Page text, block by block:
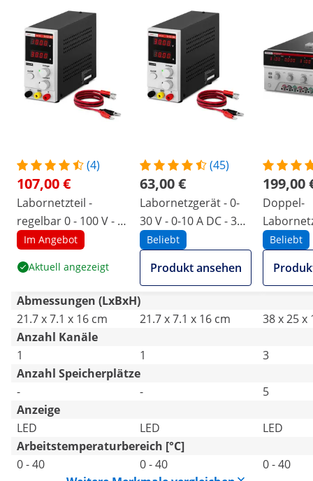
(4)
107,00 €
Labornetzteil -
regelbar 0 - 100 V - 0
- 3 A
Im Angebot
Aktuell angezeigt
(45)
63,00 €
Labornetzgerät - 0-
30 V - 0-10 A DC - 300
WBeliebt
Produkt ansehen
199,00
Doppel-
0-30 V -
550 W
Beliebt
Abmessungen (LxBxH)
21.7 x 7.1 x 16 cm
21.7 x 7.1 x 16 cm
38 x 25 x
Anzahl Kanäle
1
1
3
Anzahl Speicherplätze
-
-
5
Anzeige
LED
LED
LED
Arbeitstemperaturbereich [°C]
0 - 40
0 - 40
0 - 40